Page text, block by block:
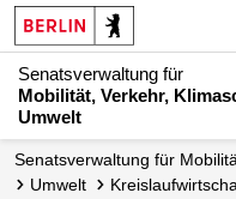
Senatsverwaltung für
Mobilität, Verkehr,
Umwelt
Senatsverwaltung für
Umwelt